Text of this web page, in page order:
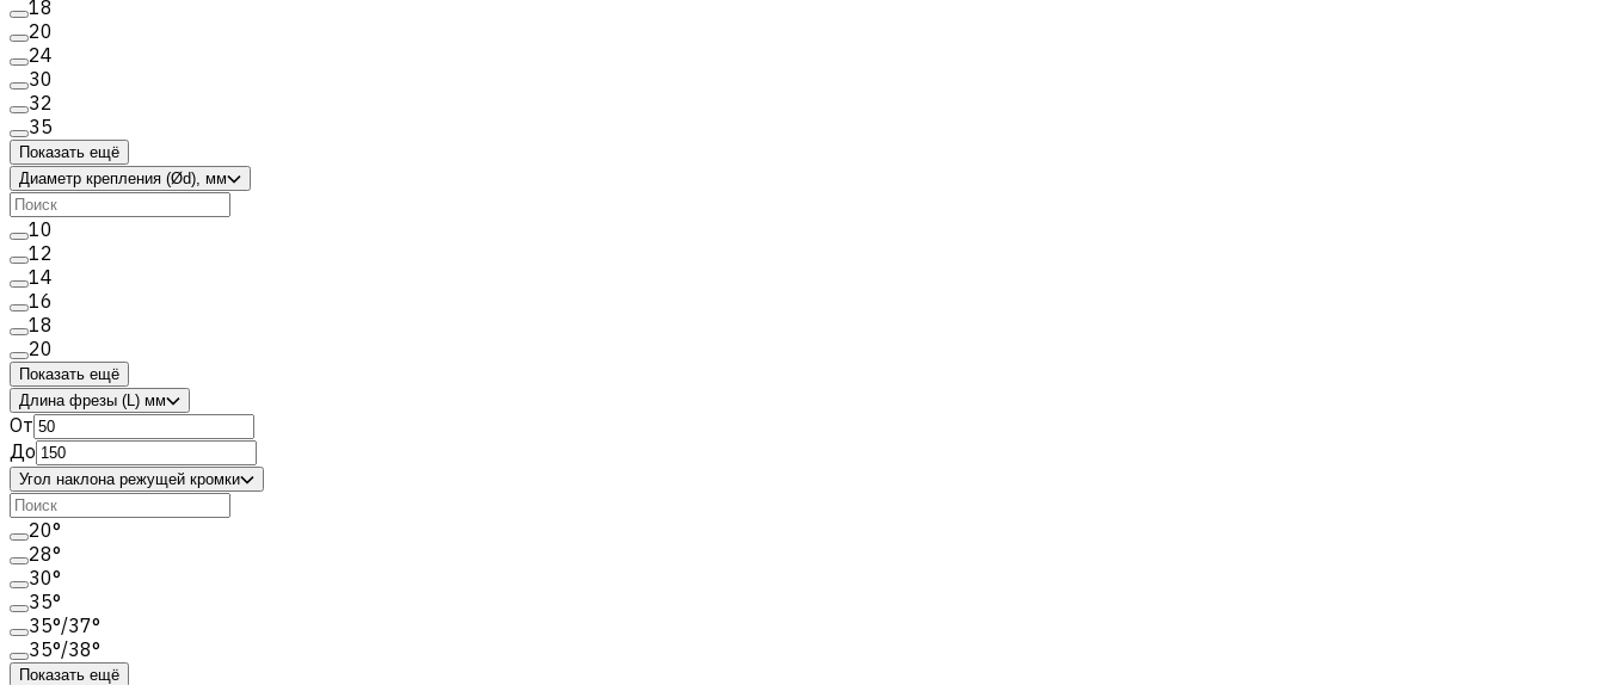
18
20
24
30
32
35
Показать ещё
Диаметр крепления (Ød), мм
10
12
14
16
18
20
Показать ещё
Длина фрезы (L) мм
От
До
Угол наклона режущей кромки
20°
28°
30°
35°
35°/37°
35°/38°
Показать ещё